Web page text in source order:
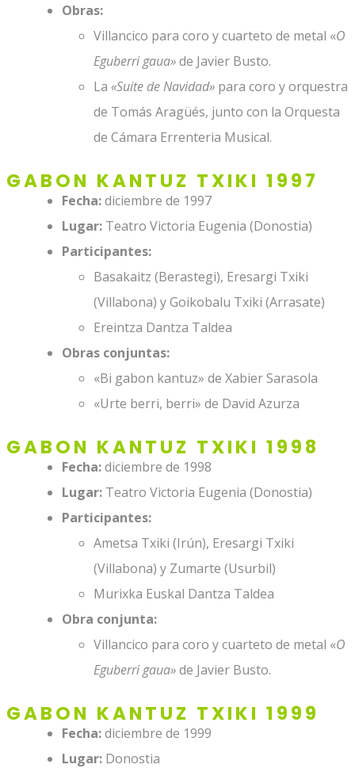
Obras:
Villancico para coro y cuarteto de metal «O
Eguberri gaua»de Javier Busto.
La «Suite de Navidad» para coro y orquestra
de Tomás Aragüés, junto con la Orquesta
de Cámara Errenteria Musical.
GABON KANTUZ TXIKI 1997
Fecha:diciembre de 1997
Lugar: Teatro Victoria Eugenia (Donostia)
Participantes:
Basakaitz (Berastegi), Eresargi Txiki
(Villabona) y Goikobalu Txiki (Arrasate)
Ereintza Dantza Taldea
Obras conjuntas:
«Bi gabon kantuz» de Xabier Sarasola
«Urte berri, berri» de David Azurza
GABON KANTUZ TXIKI 1998
Fecha:diciembre de 1998
Lugar: Teatro Victoria Eugenia (Donostia)
Participantes:
Ametsa Txiki (Irún), Eresargi Txiki
(Villabona) y Zumarte (Usurbil)
Murixka Euskal Dantza Taldea
Obra conjunta:
Villancico para coro y cuarteto de metal «O
Eguberri gaua»de Javier Busto.
GABON KANTUZ TXIKI 1999
Fecha:diciembre de 1999
Lugar: Donostia